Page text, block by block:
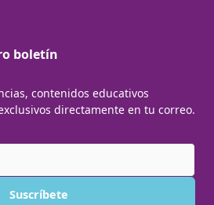
boletín
contenidos educativos
directamente en tu correo.